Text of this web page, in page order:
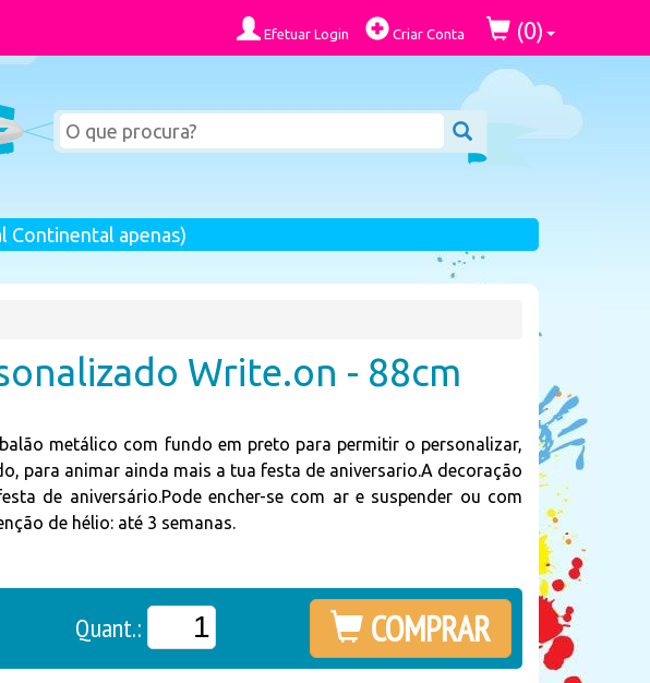
Efetuar Login Criar Conta (0)
Continental apenas)
Write.on - 88cm
metálico com fundo em preto para permitir o personalizar,
para animar ainda mais a tua festa de aniversario.A decoração
de aniversário.Pode encher-se com ar e suspender ou com
de hélio: até 3 semanas.
Quant.: COMPRAR